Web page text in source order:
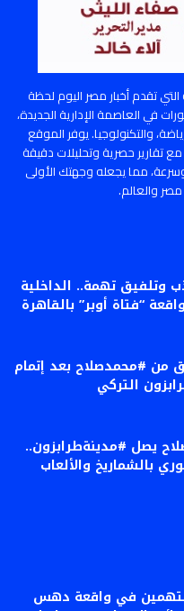
التي تقدم أخبار مصر اليوم لحظة
في العاصمة الإدارية الجديدة،
والتكنولوجيا. يوفر الموقع
تقارير حصرية وتحليلات دقيقة
مما يجعله وجهتك الأولى
والعالم.
وتلفيق تهمة.. الداخلية
“فتاة أوبر” بالقاهرة
من #محمدصلاح بعد إتمام
التركي
يصل #مدينةطرابزون..
بالشماريخ والألعاب
في واقعة دهس